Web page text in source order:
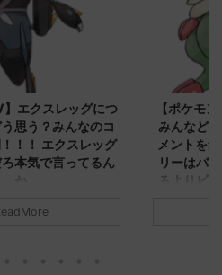
】エクスレッグにつ
思う？みんなのコ
！！ エクスレッグ
本気で言ってるん
か
めの記事 元のス
【ポケモ
みんなど
メントを
リーはバ
るよりビ